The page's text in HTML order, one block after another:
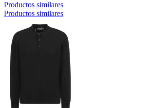
Productos similares
Productos similares